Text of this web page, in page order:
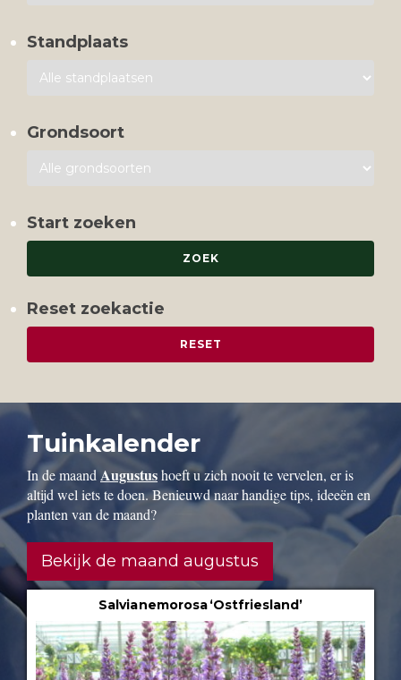
Standplaats
Grondsoort
Start zoeken
Reset zoekactie
Tuinkalender
In de maandAugustushoeft u zich nooit te vervelen, er is
altijd wel iets te doen. Benieuwd naar handige tips, ideeën en
planten van de maand?
Bekijk de maand augustus
Salvia nemorosa ‘Ostfriesland’